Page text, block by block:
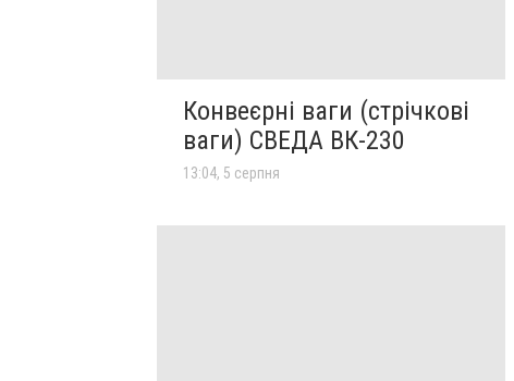
Конвеєрні ваги (стрічкові
ваги) СВЕДА ВК-230
13:04, 5 серпня